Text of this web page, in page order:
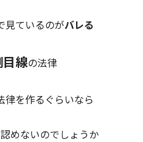
見ているのがバレる
線の法律
律を作るぐらいなら
めないのでしょうか